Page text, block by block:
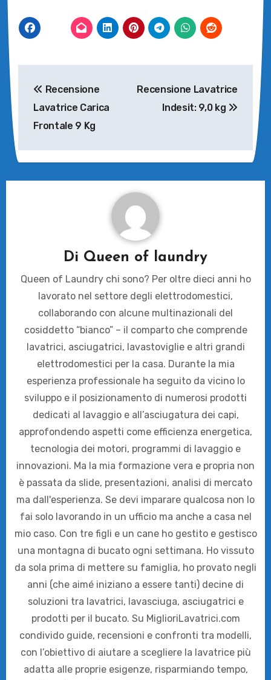
articoli
Recensione
Lavatrice Carica
Frontale 9 Kg
Recensione Lavatrice
Indesit: 9,0 kg
Di Queen of laundry
Queen of Laundry chi sono? Per oltre dieci anni ho
lavorato nel settore degli elettrodomestici,
collaborando con alcune multinazionali del
cosiddetto “bianco” – il comparto che comprende
lavatrici, asciugatrici, lavastoviglie e altri grandi
elettrodomestici per la casa. Durante la mia
esperienza professionale ha seguito da vicino lo
sviluppo e il posizionamento di numerosi prodotti
dedicati al lavaggio e all’asciugatura dei capi,
approfondendo aspetti come efficienza energetica,
tecnologia dei motori, programmi di lavaggio e
innovazioni. Ma la mia formazione vera e propria non
è passata da slide, presentazioni, analisi di mercato
ma dall'esperienza. Se devi imparare qualcosa non lo
fai solo lavorando in un ufficio ma anche a casa nel
mio caso. Con tre figli e un cane ho gestito e gestisco
una montagna di bucato ogni settimana. Ho vissuto
da sola prima di mettere su famiglia, ho provato negli
anni (che aimé iniziano a essere tanti) decine di
soluzioni tra lavatrici, lavasciuga, asciugatrici e
prodotti per il bucato. Su MiglioriLavatrici.com
condivido guide, recensioni e confronti tra modelli,
con l’obiettivo di aiutare a scegliere la lavatrice più
adatta alle proprie esigenze, risparmiando tempo,